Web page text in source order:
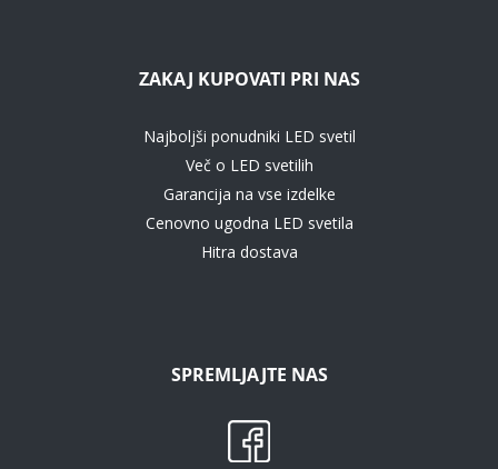
ZAKAJ KUPOVATI PRI NAS
Najboljši ponudniki LED svetil
Več o LED svetilih
Garancija na vse izdelke
Cenovno ugodna LED svetila
Hitra dostava
SPREMLJAJTE NAS